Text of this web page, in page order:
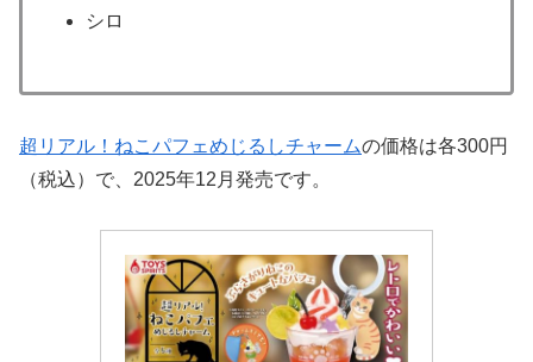
シロ
超リアル！ねこパフェめじるしチャームの価格は各300円
（税込）で、2025年12月発売です。